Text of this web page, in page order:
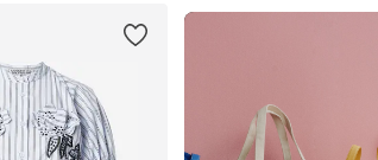
Προσθήκη στο